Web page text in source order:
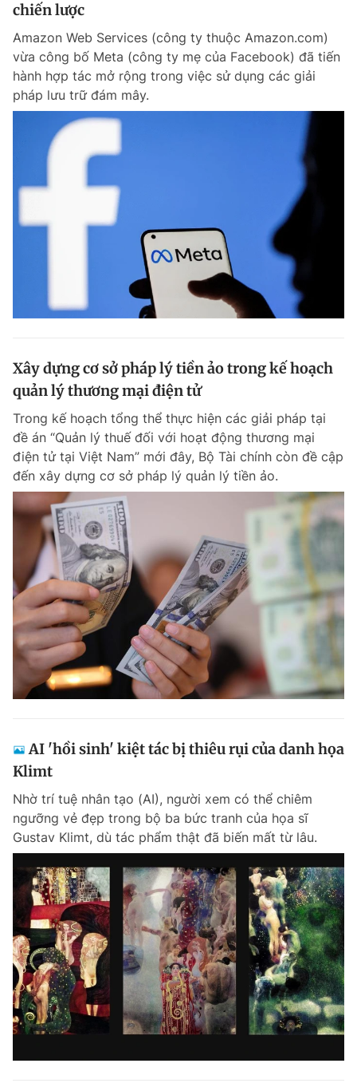
chiến lược
Amazon Web Services (công ty thuộc Amazon.com)
vừa công bố Meta (công ty mẹ của Facebook) đã tiến
hành hợp tác mở rộng trong việc sử dụng các giải
pháp lưu trữ đám mây.
Xây dựng cơ sở pháp lý tiền ảo trong kế hoạch
quản lý thương mại điện tử
Trong kế hoạch tổng thể thực hiện các giải pháp tại
đề án “Quản lý thuế đối với hoạt động thương mại
điện tử tại Việt Nam” mới đây, Bộ Tài chính còn đề cập
đến xây dựng cơ sở pháp lý quản lý tiền ảo.
AI 'hồi sinh' kiệt tác bị thiêu rụi của danh họa
Klimt
Nhờ trí tuệ nhân tạo (AI), người xem có thể chiêm
ngưỡng vẻ đẹp trong bộ ba bức tranh của họa sĩ
Gustav Klimt, dù tác phẩm thật đã biến mất từ lâu.